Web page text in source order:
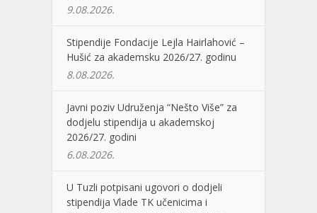
9.08.2026.
Stipendije Fondacije Lejla Hairlahović –
Hušić za akademsku 2026/27. godinu
8.08.2026.
Javni poziv Udruženja “Nešto Više” za
dodjelu stipendija u akademskoj
2026/27. godini
6.08.2026.
U Tuzli potpisani ugovori o dodjeli
stipendija Vlade TK učenicima i